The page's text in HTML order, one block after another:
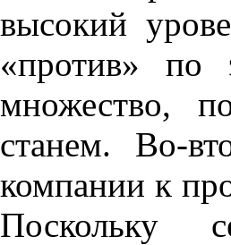
высокий
«против» по
множество,
станем. Во-
компании к
Поскольку